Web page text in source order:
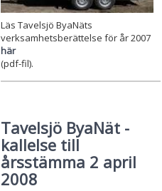
Läs Tavelsjö ByaNäts
verksamhetsberättelse för år 2007
här
(pdf-fil).
Tavelsjö ByaNät -
kallelse till
årsstämma 2 april
2008